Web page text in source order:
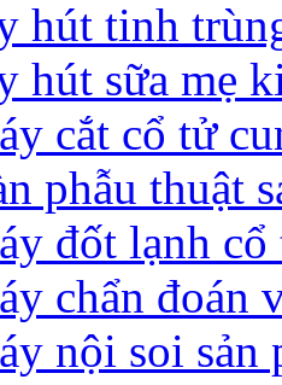
hút tinh
hút sữa mẹ
cắt cổ tử
phẫu thuật
đốt lạnh
chẩn đoán
nội soi sản